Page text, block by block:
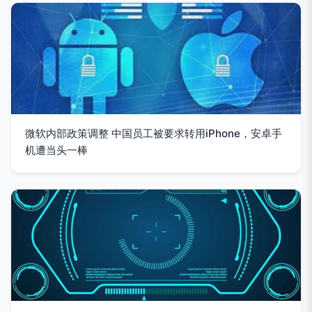
微软内部政策调整 中国员工被要求转用iPhone，安卓手
机遭当头一棒